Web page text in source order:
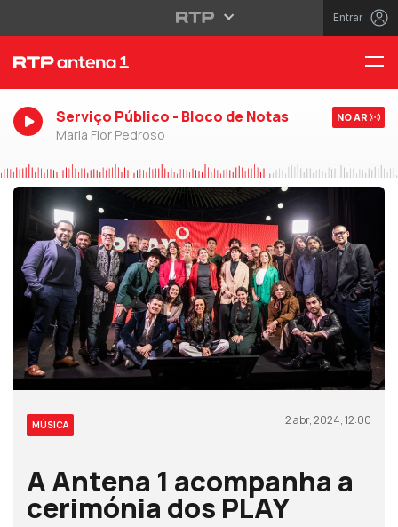
Entrar
Serviço Público - Bloco de Notas
Maria Flor Pedroso
NO AR
MÚSICA 2 abr, 2024, 12:00
A Antena 1 acompanha a
cerimónia dos PLAY